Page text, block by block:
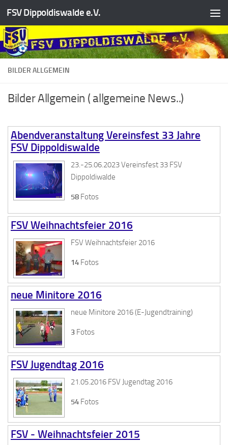
Zum Inhalt springen
FSV Dippoldiswalde e.V.
BILDER ALLGEMEIN
Bilder Allgemein ( allgemeine News..)
Abendveranstaltung Vereinsfest 33 Jahre
FSV Dippoldiswalde
23.-25.06.2023 Vereinsfest 33 FSV
Dippoldiwalde
58 Fotos
FSV Weihnachtsfeier 2016
FSV Weihnachtsfeier 2016
14 Fotos
neue Minitore 2016
neue Minitore 2016 (E-Jugendtraining)
3 Fotos
FSV Jugendtag 2016
21.05.2016 FSV Jugendtag 2016
54 Fotos
FSV - Weihnachtsfeier 2015